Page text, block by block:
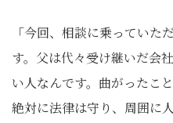
「今回、相談に乗っていた
す。父は代々受け継いだ会
い人なんです。曲がったこ
絶対に法律は守り、周囲に